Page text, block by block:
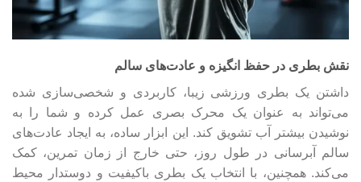
نقش بطری در حفظ انگیزه و عادت‌های سالم
داشتن یک بطری ورزشی زیبا، کاربردی و شخصی‌سازی شده
می‌تواند به عنوان یک محرک بصری عمل کرده و شما را به
نوشیدن بیشتر آب تشویق کند. این ابزار ساده، به ایجاد عادت‌های
سالم آبرسانی در طول روز، حتی خارج از زمان تمرین، کمک
می‌کند. همچنین، با انتخاب یک بطری باکیفیت و دوستدار محیط